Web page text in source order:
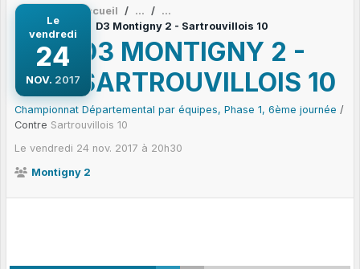
Le
vendredi
24
NOV. 2017
Accueil
D3 Montigny 2 - Sartrouvillois 10
D3 MONTIGNY 2 -
SARTROUVILLOIS 10
Championnat Départemental par équipes, Phase 1, 6ème journée /
Contre Sartrouvillois 10
Le vendredi 24 nov. 2017 à 20h30
Montigny 2